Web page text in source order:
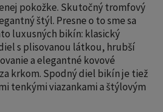
pokožke. Skutočný tromfový
štýl. Presne o to sme sa
luxusných bikín: klasický
s plisovanou látkou, hrubší
a elegantné kovové
krkom. Spodný diel bikín je tiež
tenkými viazankami a štýlovým